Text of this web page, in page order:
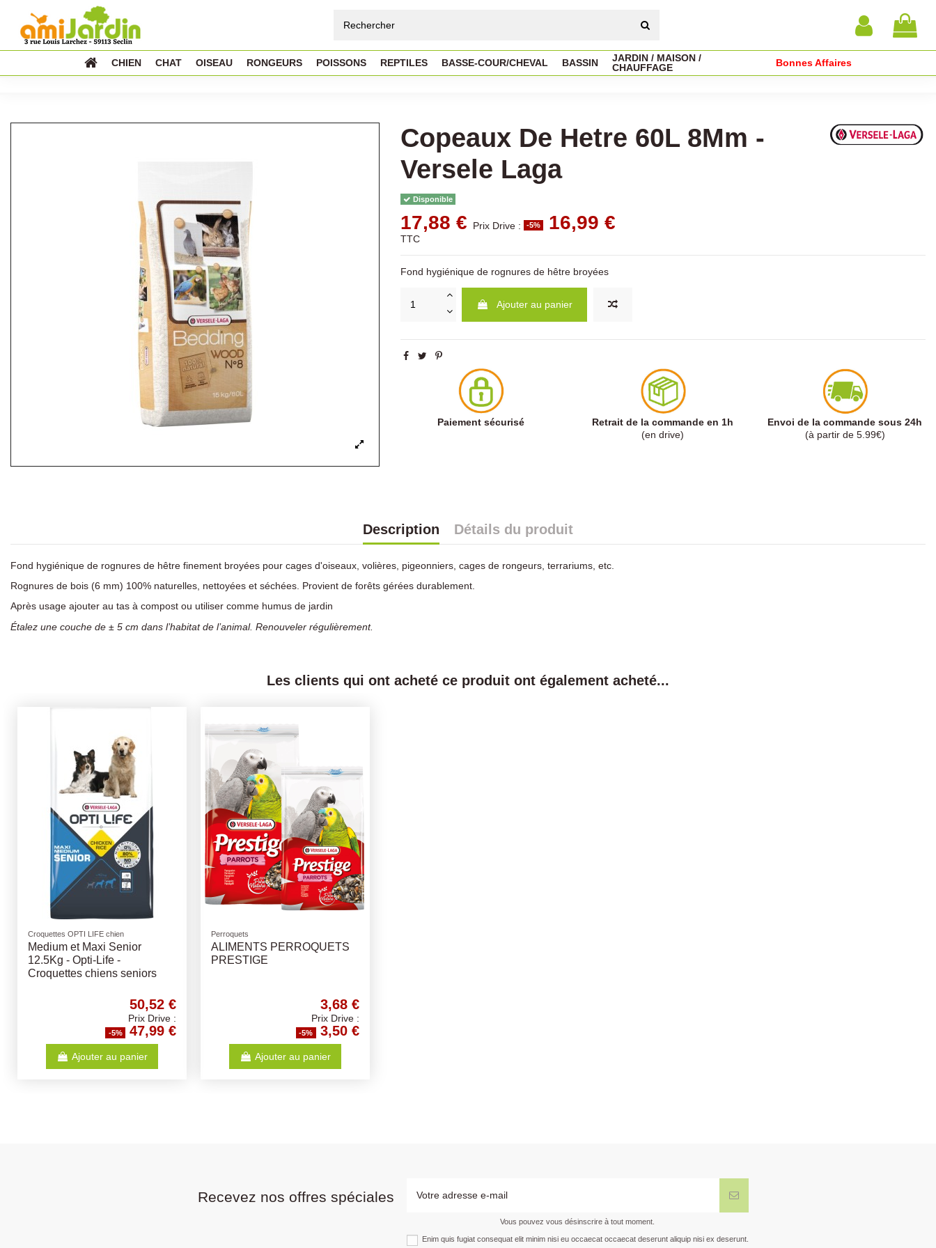
CHIEN CHAT OISEAU RONGEURS POISSONS REPTILES BASSE-COUR/CHEVAL BASSIN
JARDIN / MAISON /
CHAUFFAGE
Bonnes Affaires
Copeaux De Hetre 60L 8Mm -
Versele Laga
Disponible
17,88 € Prix Drive : -5% 16,99 €
TTC
Fond hygiénique de rognures de hêtre broyées
Ajouter au panier
Paiement sécurisé
Retrait de la commande en 1h
(en drive)
Envoi de la commande sous 24h
(à partir de 5.99€)
Description Détails du produit
Fond hygiénique de rognures de hêtre finement broyées pour cages d'oiseaux, volières, pigeonniers, cages de rongeurs, terrariums, etc.
Rognures de bois (6 mm) 100% naturelles, nettoyées et séchées. Provient de forêts gérées durablement.
Après usage ajouter au tas à compost ou utiliser comme humus de jardin
Étalez une couche de ± 5 cm dans l’habitat de l’animal. Renouveler régulièrement.
Les clients qui ont acheté ce produit ont également acheté...
Croquettes OPTI LIFE chien
Medium et Maxi Senior
12.5Kg - Opti-Life -
Croquettes chiens seniors
50,52 €
Prix Drive :
-5% 47,99 €
Ajouter au panier
Perroquets
ALIMENTS PERROQUETS
PRESTIGE
3,68 €
Prix Drive :
-5% 3,50 €
Ajouter au panier
Recevez nos offres spéciales
Vous pouvez vous désinscrire à tout moment.
Enim quis fugiat consequat elit minim nisi eu occaecat occaecat deserunt aliquip nisi ex deserunt.